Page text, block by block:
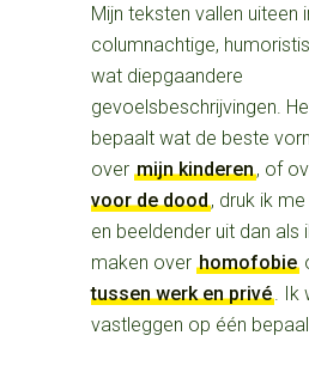
Mijn teksten vallen uiteen
columnachtige,
wat diepgaandere
gevoelsbeschrijvingen.
bepaalt wat de beste
over mijn kinderen, of
voor de dood, druk ik
en beeldender uit dan als
maken over homofobie
tussen werk en privé
.
vastleggen op één